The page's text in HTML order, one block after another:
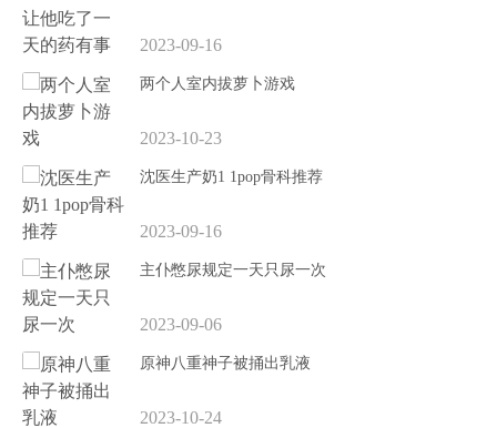
2023-09-16
两个人室内拔萝卜游戏
2023-10-23
沈医生产奶1 1pop骨科推荐
2023-09-16
主仆憋尿规定一天只尿一次
2023-09-06
原神八重神子被捅出乳液
2023-10-24